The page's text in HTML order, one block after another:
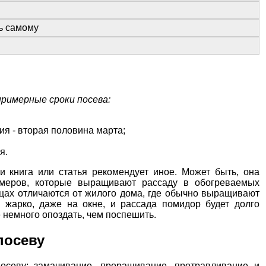
самому
сроки посева:
- вторая половина марта;
или статья рекомендует иное. Может быть, она
которые выращивают рассаду в обогреваемых
отличаются от жилого дома, где обычно выращивают
даже на окне, и рассада помидор будет долго
опоздать, чем поспешить.